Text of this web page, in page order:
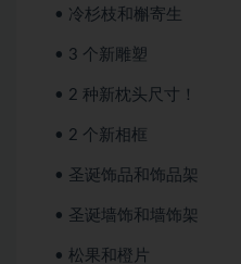
• 冷杉枝和槲寄生
• 3 个新雕塑
• 2 种新枕头尺寸！
• 2 个新相框
• 圣诞饰品和饰品架
• 圣诞墙饰和墙饰架
• 松果和橙片